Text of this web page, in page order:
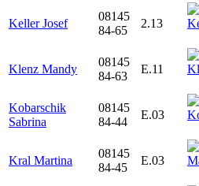
Keller Josef
08145
84-65
2.13
Klenz Mandy
08145
84-63
E.11
Kobarschik
Sabrina
08145
84-44
E.03
Kral Martina
08145
84-45
E.03